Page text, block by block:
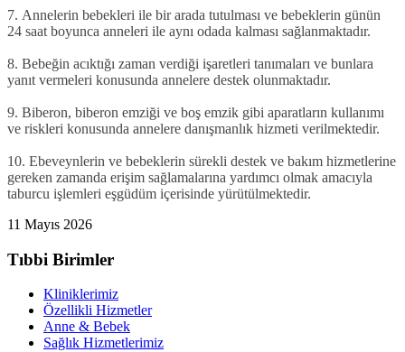
7. Annelerin bebekleri ile bir arada tutulması ve bebeklerin günün
24 saat boyunca anneleri ile aynı odada kalması sağlanmaktadır.
8. Bebeğin acıktığı zaman verdiği işaretleri tanımaları ve bunlara
yanıt vermeleri konusunda annelere destek olunmaktadır.
9. Biberon, biberon emziği ve boş emzik gibi aparatların kullanımı
ve riskleri konusunda annelere danışmanlık hizmeti verilmektedir.
10. Ebeveynlerin ve bebeklerin sürekli destek ve bakım hizmetlerine
gereken zamanda erişim sağlamalarına yardımcı olmak amacıyla
taburcu işlemleri eşgüdüm içerisinde yürütülmektedir.
11 Mayıs 2026
Tıbbi Birimler
Kliniklerimiz
Özellikli Hizmetler
Anne & Bebek
Sağlık Hizmetlerimiz